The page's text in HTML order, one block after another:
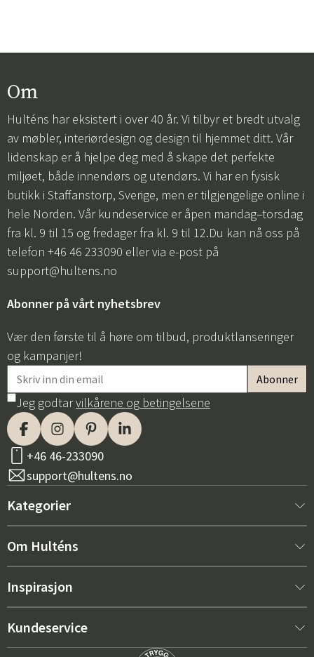
Om
Hulténs har eksistert i over 40 år. Vi tilbyr et bredt utvalg
av møbler, interiørdesign og design til hjemmet ditt. Vår
lidenskap er å hjelpe deg med å skape det perfekte
miljøet, både innendørs og utendørs. Vi har en fysisk
butikk i Staffanstorp, Sverige, men er tilgjengelige online i
hele Norden. Vår kundeservice er åpen mandag–torsdag
fra kl. 9 til 15 og fredager fra kl. 9 til 12.Du kan nå oss på
telefon +46 46 233090 eller via e-post på
support@hultens.no
Abonner på vårt nyhetsbrev
Vær den første til å høre om tilbud, produktlanseringer
og kampanjer!
Jeg godtarvilkårene og betingelsene
+46 46-233090
support@hultens.no
Kategorier
Nytt hos oss
Innredning
Om Hulténs
Om Hulténs
Salgsavdeling
Inspirasjon
Bestselger
Kundeservice